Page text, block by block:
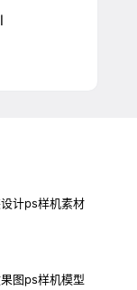
计ps样机素材
图ps样机模型